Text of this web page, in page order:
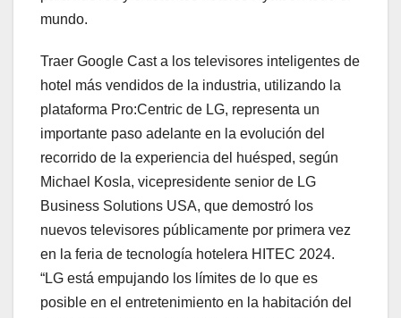
mundo.
Traer Google Cast a los televisores inteligentes de
hotel más vendidos de la industria, utilizando la
plataforma Pro:Centric de LG, representa un
importante paso adelante en la evolución del
recorrido de la experiencia del huésped, según
Michael Kosla, vicepresidente senior de LG
Business Solutions USA, que demostró los
nuevos televisores públicamente por primera vez
en la feria de tecnología hotelera HITEC 2024.
“LG está empujando los límites de lo que es
posible en el entretenimiento en la habitación del